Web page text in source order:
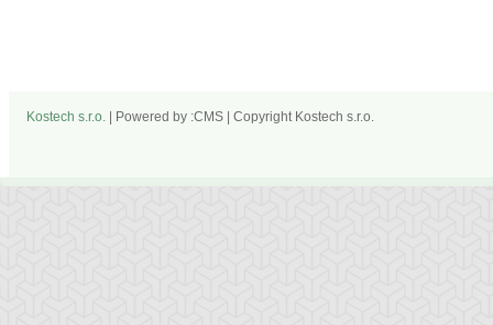
Kostech s.r.o. | Powered by :CMS | Copyright Kostech s.r.o.